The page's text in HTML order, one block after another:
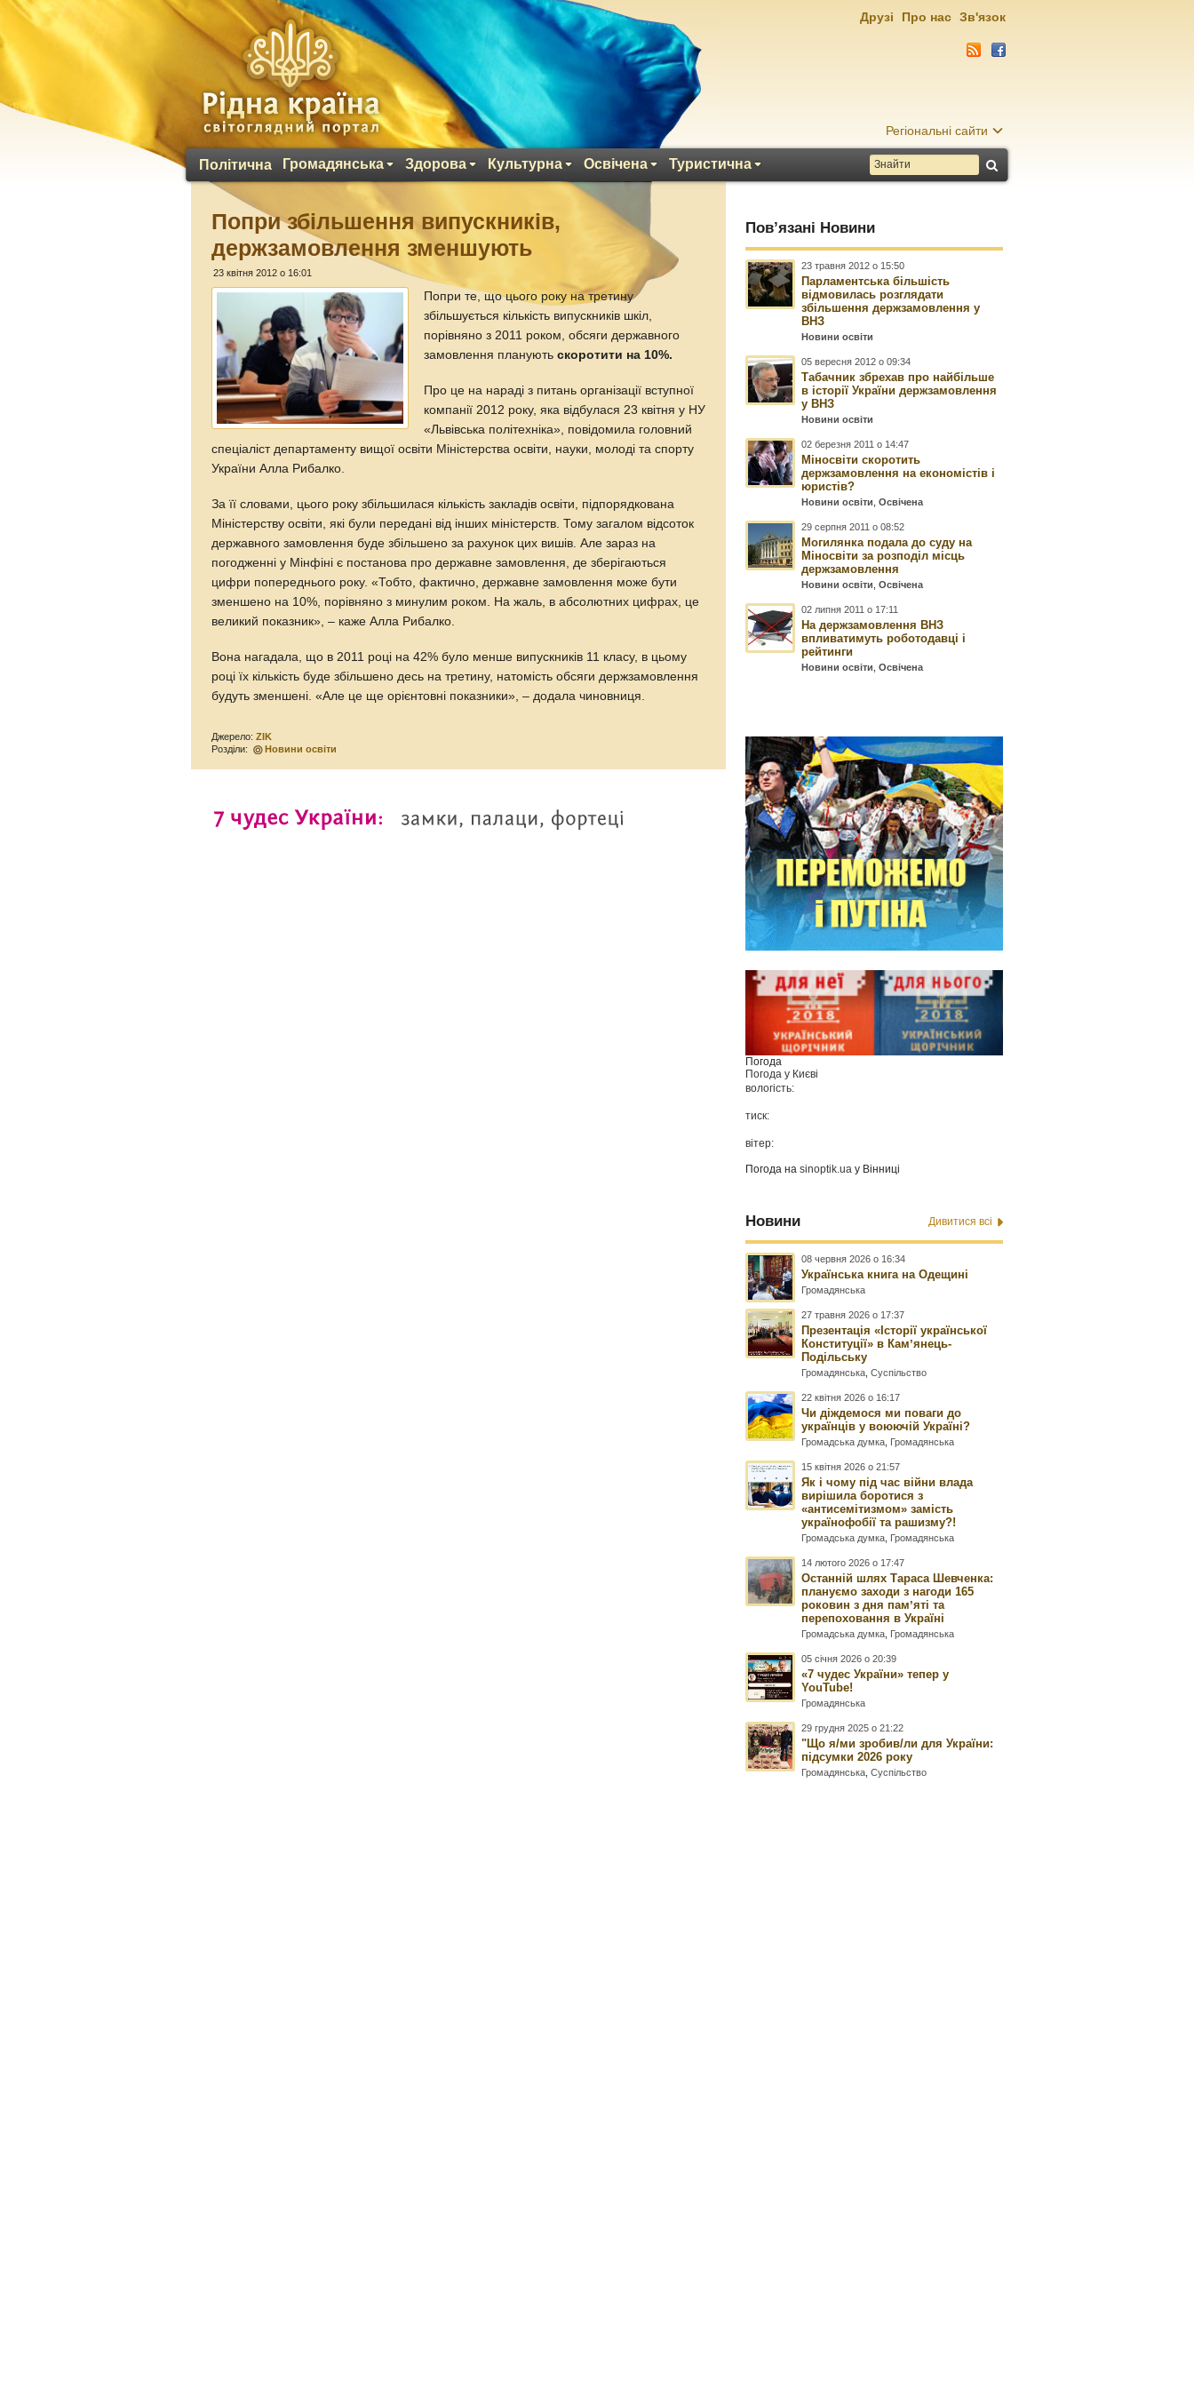
Регіональні сайти
Політична Громадянська Здорова Культурна Освічена Туристична
Друзі Про нас Зв'язок
Попри збільшення випускників,
держзамовлення зменшують
23 квітня 2012 о 16:01
Попри те, що цього року на третину
збільшується кількість випускників шкіл,
порівняно з 2011 роком, обсяги державного
замовлення плануютьскоротити на 10%.
Про це на нараді з питань організації вступної
компанії 2012 року, яка відбулася 23 квітня у НУ
«Львівська політехніка», повідомила головний
спеціаліст департаменту вищої освіти Міністерства освіти, науки, молоді та спорту
України Алла Рибалко.
За її словами, цього року збільшилася кількість закладів освіти, підпорядкована
Міністерству освіти, які були передані від інших міністерств. Тому загалом відсоток
державного замовлення буде збільшено за рахунок цих вишів. Але зараз на
погодженні у Мінфіні є постанова про державне замовлення, де зберігаються
цифри попереднього року. «Тобто, фактично, державне замовлення може бути
зменшено на 10%, порівняно з минулим роком. На жаль, в абсолютних цифрах, це
великий показник», – каже Алла Рибалко.
Вона нагадала, що в 2011 році на 42% було менше випускників 11 класу, в цьому
році їх кількість буде збільшено десь на третину, натомість обсяги держзамовлення
будуть зменшені. «Але це ще орієнтовні показники», – додала чиновниця.
Джерело:ZIK
Розділи:
Новини освіти
Пов’язані Новини
23 травня 2012 о 15:50
Парламентська більшість
відмовилась розглядати
збільшення держзамовлення у
ВНЗ
Новини освіти
05 вересня 2012 о 09:34
Табачник збрехав про найбільше
в історії України держзамовлення
у ВНЗ
Новини освіти
02 березня 2011 о 14:47
Міносвіти скоротить
держзамовлення на економістів і
юристів?
Новини освіти ,Освічена
29 серпня 2011 о 08:52
Могилянка подала до суду на
Міносвіти за розподіл місць
держзамовлення
Новини освіти ,Освічена
02 липня 2011 о 17:11
На держзамовлення ВНЗ
впливатимуть роботодавці і
рейтинги
Новини освіти ,Освічена
Погода
Погода у Києві
вологість:
тиск:
вітер:
Погода наsinoptik.ua у Вінниці
Новини Дивитися всі
08 червня 2026 о 16:34
Українська книга на Одещині
Громадянська
27 травня 2026 о 17:37
Презентація «Історії української
Конституції» в Камʼянець-
Подільську
Громадянська ,Суспільство
22 квітня 2026 о 16:17
Чи діждемося ми поваги до
українців у воюючій Україні?
Громадська думка Громадянська
15 квітня 2026 о 21:57
Як і чому під час війни влада
вирішила боротися з
«антисемітизмом» замість
українофобії та рашизму?!
Громадська думка Громадянська
14 лютого 2026 о 17:47
Останній шлях Тараса Шевченка:
плануємо заходи з нагоди 165
роковин з дня памʼяті та
перепоховання в Україні
Громадська думка Громадянська
05 січня 2026 о 20:39
«7 чудес України» тепер у
YouTube!
Громадянська
29 грудня 2025 о 21:22
"Що я/ми зробив/ли для України:
підсумки 2026 року
Громадянська ,Суспільство